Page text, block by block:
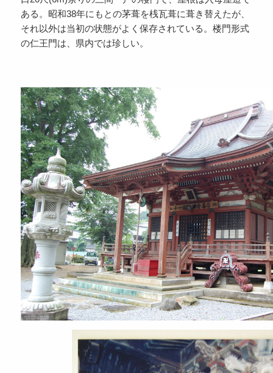
ある。昭和38年にもとの茅葺を桟瓦葺に葺き替えたが、
それ以外は当初の状態がよく保存されている。楼門形式
の仁王門は、県内では珍しい。